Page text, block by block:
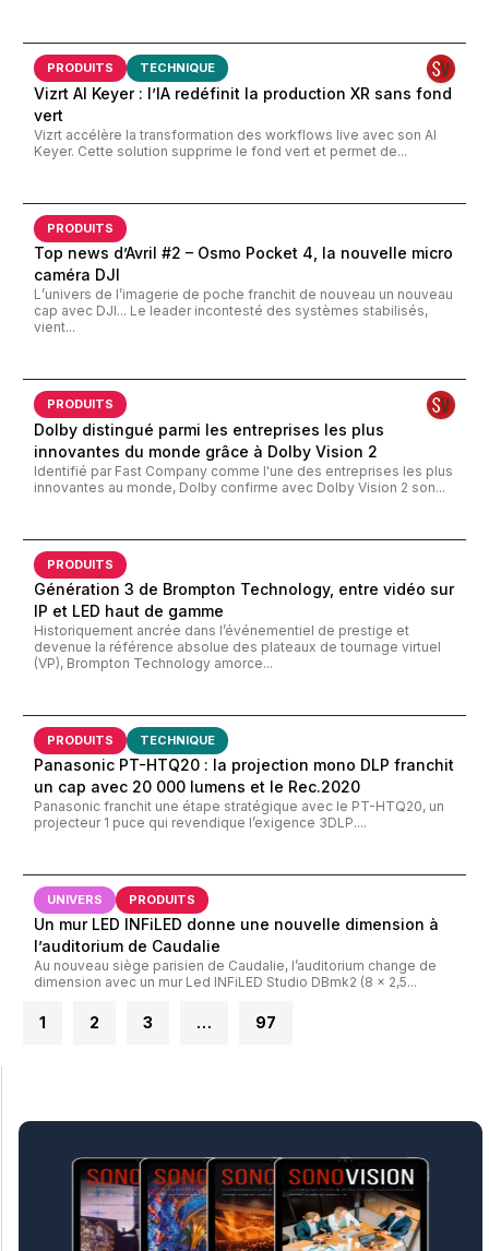
PRODUITS TECHNIQUE
Vizrt AI Keyer : l’IA redéfinit la production XR sans fond
vert
Vizrt accélère la transformation des workflows live avec son AI
Keyer. Cette solution supprime le fond vert et permet de...
PRODUITS
Top news d’Avril #2 – Osmo Pocket 4, la nouvelle micro
caméra DJI
L’univers de l’imagerie de poche franchit de nouveau un nouveau
cap avec DJI... Le leader incontesté des systèmes stabilisés,
vient...
PRODUITS
Dolby distingué parmi les entreprises les plus
innovantes du monde grâce à Dolby Vision 2
Identifié par Fast Company comme l'une des entreprises les plus
innovantes au monde, Dolby confirme avec Dolby Vision 2 son...
PRODUITS
Génération 3 de Brompton Technology, entre vidéo sur
IP et LED haut de gamme
Historiquement ancrée dans l’événementiel de prestige et
devenue la référence absolue des plateaux de tournage virtuel
(VP), Brompton Technology amorce...
PRODUITS TECHNIQUE
Panasonic PT-HTQ20 : la projection mono DLP franchit
un cap avec 20 000 lumens et le Rec.2020
Panasonic franchit une étape stratégique avec le PT-HTQ20, un
projecteur 1 puce qui revendique l’exigence 3DLP....
UNIVERS PRODUITS
Un mur LED INFiLED donne une nouvelle dimension à
l’auditorium de Caudalie
Au nouveau siège parisien de Caudalie, l’auditorium change de
dimension avec un mur Led INFiLED Studio DBmk2 (8 x 2,5...
1 2 3 … 97